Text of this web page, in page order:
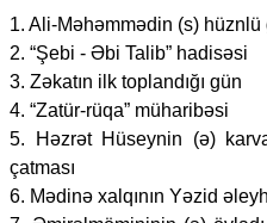
1. Ali-Məhəmmədin (s) hüznlü
2. “Şebi - Əbi Talib” hadisəsi
3. Zəkatın ilk toplandığı gün
4. “Zatür-rüqa” müharibəsi
5. Həzrət Hüseynin (ə)
çatması
6. Mədinə xalqının Yəzid